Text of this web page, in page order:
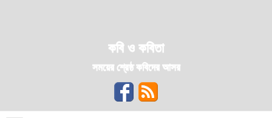
কবি ও কবিতা
সময়ের শ্রেষ্ঠ কবিদের আসর